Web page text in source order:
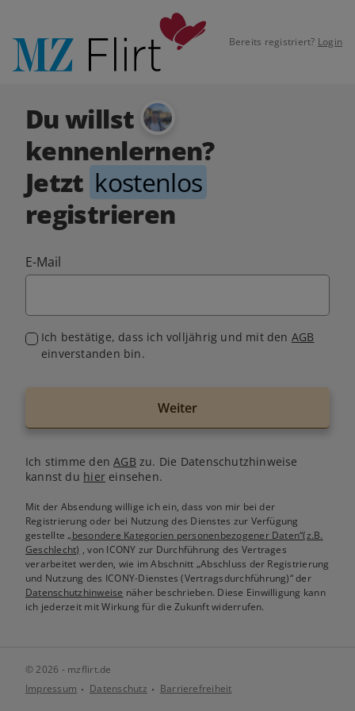
Bereits registriert? Login
Du willst
kennenlernen?
Jetzt kostenlos
registrieren
E-Mail
Ich bestätige, dass ich volljährig und mit den AGB
einverstanden bin.
Weiter
Ich stimme denAGB zu. Die Datenschutzhinweise
kannst du hiereinsehen.
Mit der Absendung willige ich ein, dass von mir bei der
Registrierung oder bei Nutzung des Dienstes zur Verfügung
gestellte„besondere Kategorien personenbezogener Daten“(z.B.
Geschlecht) , von ICONY zur Durchführung des Vertrages
verarbeitet werden, wie im Abschnitt „Abschluss der Registrierung
und Nutzung des ICONY-Dienstes (Vertragsdurchführung)“ der
Datenschutzhinweise näher beschrieben. Diese Einwilligung kann
ich jederzeit mit Wirkung für die Zukunft widerrufen.
© 2026 - mzflirt.de
Impressum
Datenschutz Barrierefreiheit